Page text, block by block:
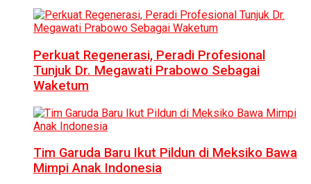
Perkuat Regenerasi, Peradi Profesional
Tunjuk Dr. Megawati Prabowo Sebagai
Waketum
Tim Garuda Baru Ikut Pildun di Meksiko Bawa
Mimpi Anak Indonesia